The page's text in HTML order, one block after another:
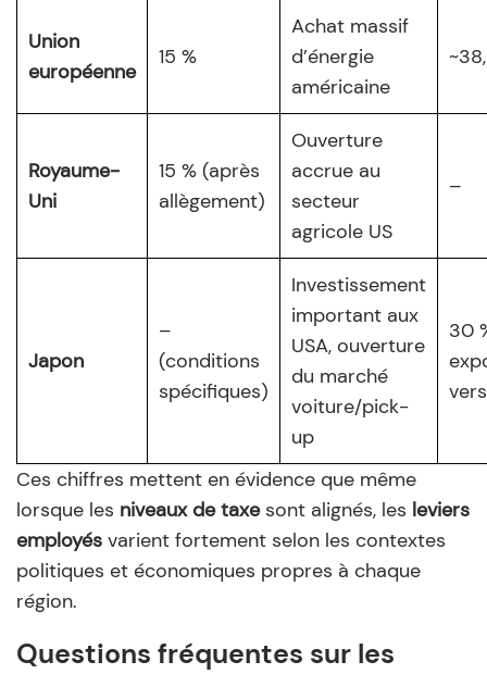
Union
européenne
15 %
Achat massif
d’énergie
américaine
Royaume-
Uni
15 % (après
allègement)
Ouverture
accrue au
secteur
agricole US
–
Japon
–
(conditions
spécifiques)
Investissement
important aux
USA, ouverture
du marché
voiture/pick-
up
30
Ces chiffres mettent en évidence que même
lorsque les niveaux de taxesont alignés, les leviers
employés varient fortement selon les contextes
politiques et économiques propres à chaque
région.
Questions fréquentes sur les